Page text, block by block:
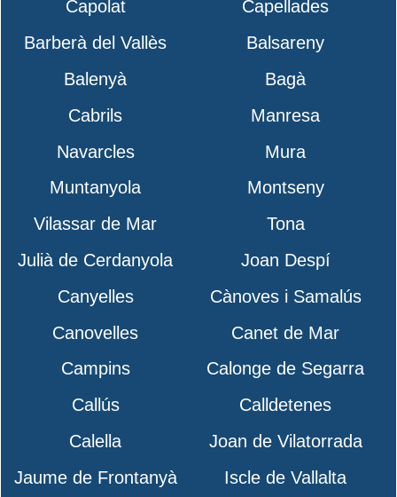
Capolat
Capellades
Barberà del Vallès
Balsareny
Balenyà
Bagà
Cabrils
Manresa
Navarcles
Mura
Muntanyola
Montseny
Vilassar de Mar
Tona
Julià de Cerdanyola
Joan Despí
Canyelles
Cànoves i Samalús
Canovelles
Canet de Mar
Campins
Calonge de Segarra
Callús
Calldetenes
Calella
Joan de Vilatorrada
Jaume de Frontanyà
Iscle de Vallalta